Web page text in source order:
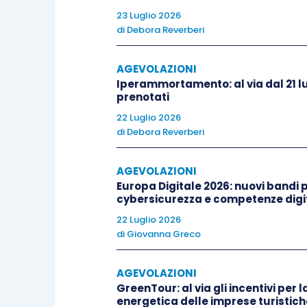
classificazione contenuti nel citato
criterio di creatività;
criterio di incertezza
criterio di sistematicità;
criterio di trasferibilità e/o
L’applicazione dei criteri del Manuale
della classificazione nell’ambito
l’esecuzione delsoftware
tecnologico;
lo scopo del progetto
23 Luglio 2026
di Debora Reverberi
AGEVOLAZIONI
Iperammortamento: al via dal 21
prenotati
22 Luglio 2026
di Debora Reverberi
AGEVOLAZIONI
Europa Digitale 2026: nuovi
cybersicurezza e competenze
22 Luglio 2026
di Giovanna Greco
AGEVOLAZIONI
GreenTour: al via gli incentivi per
energetica delle imprese